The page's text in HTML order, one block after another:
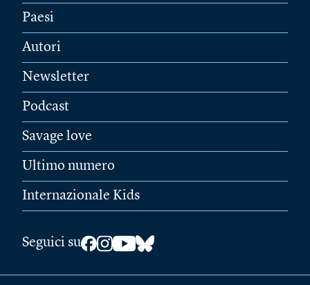
Paesi
Autori
Newsletter
Podcast
Savage love
Ultimo numero
Internazionale Kids
Seguici su